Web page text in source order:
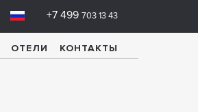
+7 499 703 13 43
ОТЕЛИ КОНТАКТЫ